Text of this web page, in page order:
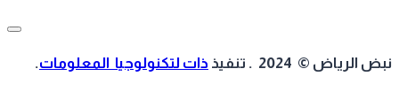
الرياض © 2024 . تنفيذ ذات لتكنولوجيا المعلومات.